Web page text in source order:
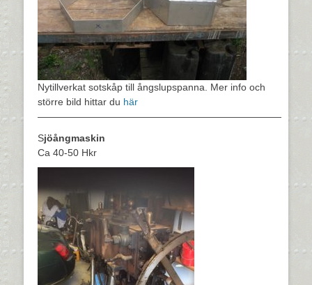
Nytillverkat sotskåp till ångslupspanna. Mer info och
större bild hittar du här
—————————————————————————
Sjöångmaskin
Ca 40-50 Hkr